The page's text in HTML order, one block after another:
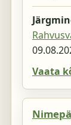
Vaata